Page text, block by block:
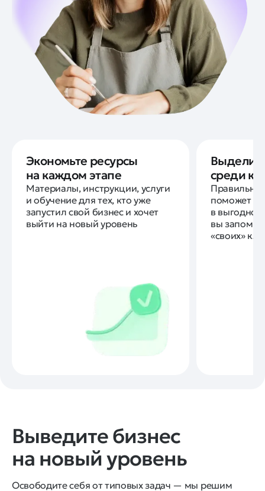
Экономьте ресурсы
на каждом этапе
Материалы, инструкции, услуги
и обучение для тех, кто уже
запустил свой бизнес и хочет
выйти на новый уровень
среди
поможет
в выгодном
вы
«своих»
Выведите бизнес
на новый уровень
Освободите себя от типовых задач — мы решим